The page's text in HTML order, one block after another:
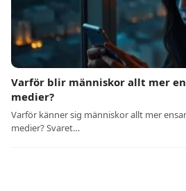
Varför blir människor allt mer
medier?
Varför känner sig människor allt mer
medier? Svaret…